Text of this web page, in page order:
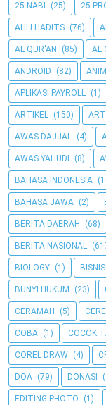
25 NABI (25) 25
AHLI HADITS (76)
AL QUR'AN (85) AL
ANDROID (82)
APLIKASI PAYROLL (1)
ARTIKEL (150)
AWAS DAJJAL (4)
AWAS YAHUDI (8)
BAHASA INDONESIA
BAHASA JAWA (2)
BERITA DAERAH (68)
BERITA NASIONAL
BIOLOGY (1) BISNIS
BUNYI HUKUM (23)
CERAMAH (5)
COBA (1) COCOK
COREL DRAW (4)
DOA (79) DONASI
EDITING PHOTO (1)